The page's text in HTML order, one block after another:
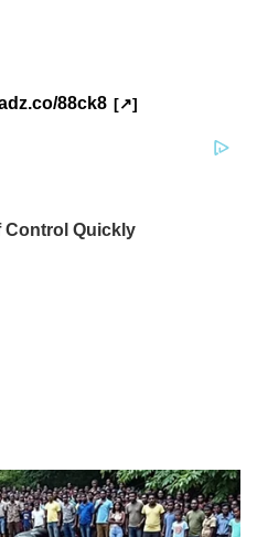
88ck8